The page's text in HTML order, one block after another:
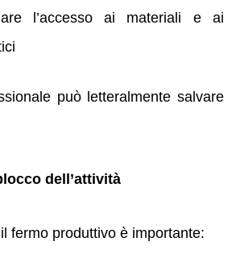
l’accesso ai materiali e ai
può letteralmente salvare
dell’attività
fermo produttivo è importante: